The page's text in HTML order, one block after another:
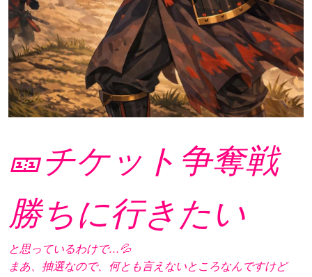
🎫チケット争奪戦
勝ちに行きたい
と思っているわけで…💦
まあ、抽選なので、何とも言えないところなんですけど